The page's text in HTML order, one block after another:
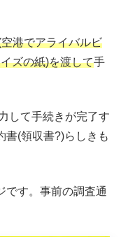
港でアライバルビ
ズの紙)を渡して手
して手続きが完了す
書(領収書?)らしきも
です。事前の調査通